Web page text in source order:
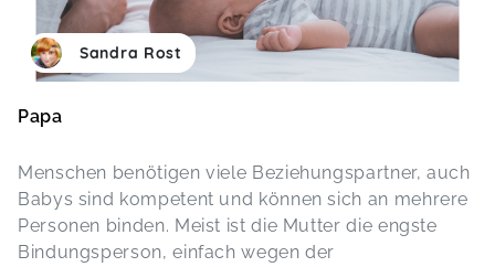
Sandra Rost
Papa
Menschen benötigen viele Beziehungspartner, auch
Babys sind kompetent und können sich an mehrere
Personen binden. Meist ist die Mutter die engste
Bindungsperson, einfach wegen der